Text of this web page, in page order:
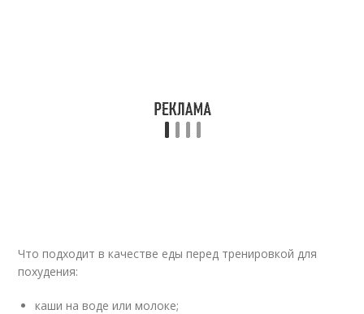
Что подходит в качестве еды перед тренировкой для
похудения:
каши на воде или молоке;